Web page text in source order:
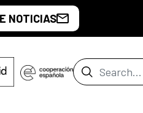
NOTICIAS
Search Bar